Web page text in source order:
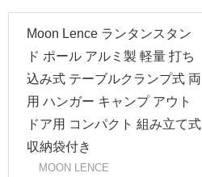
Moon Lence ランタンスタン
ド ポール アルミ製 軽量 打ち
込み式 テーブルクランプ式 両
用 ハンガー キャンプ アウト
ドア用 コンパクト 組み立て式
収納袋付き
MOON LENCE